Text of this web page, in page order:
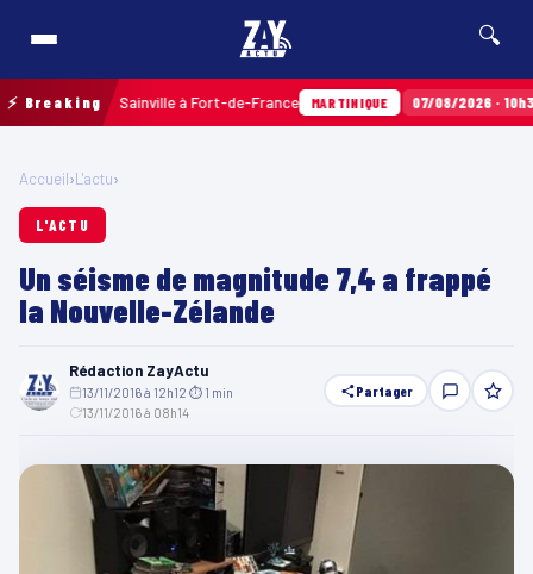
🔍
⚡ Breaking
Terres Sainville à Fort-de-France MARTINIQUE 07/08/2026 · 10h35
Accueil›L'actu›
L'ACTU
Un séisme de magnitude 7,4 a frappé
la Nouvelle-Zélande
Rédaction ZayActu
13/11/2016 à 12h12 ⏱ 1 min
13/11/2016 à 08h14
Partager